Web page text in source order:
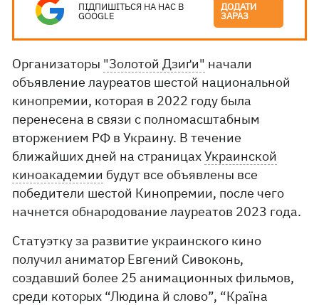
ПІДПИШІТЬСЯ НА НАС В
GOOGLE
ДОДАТИ
ЗАРАЗ
Организаторы "Золотой Дзиґи" начали
объявление лауреатов шестой национальной
кинопремии, которая в 2022 году была
перенесена в связи с полномасштабным
вторжением РФ в Украину. В течение
ближайших дней на страницахУкраинской
киноакадемии будут все объявлены все
победители шестой Кинопремии, после чего
начнется обнародование лауреатов 2023 года.
Статуэтку за развитие украинского кино
получил аниматор Евгений Сивоконь,
создавший более 25 анимационных фильмов,
среди которых “Людина й слово”, “Країна